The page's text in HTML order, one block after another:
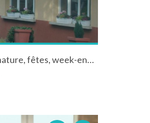
Chalets et gîtes de groupe en résidence pleine nature, fêtes, week-end, Vosges